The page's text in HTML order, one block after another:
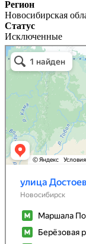
Регион
Новосибирская
Статус
Исключенные